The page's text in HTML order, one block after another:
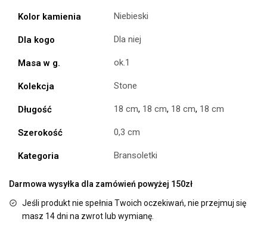
Kolor kamienia Niebieski
Dla kogo Dla niej
Masa w g. ok.1
Kolekcja Stone
Długość 18 cm, 18 cm, 18 cm, 18 cm
Szerokość 0,3 cm
Kategoria Bransoletki
Darmowa wysyłka dla zamówień powyżej 150zł
Jeśli produkt nie spełnia Twoich oczekiwań, nie przejmuj się
masz 14 dni na zwrot lub wymianę.